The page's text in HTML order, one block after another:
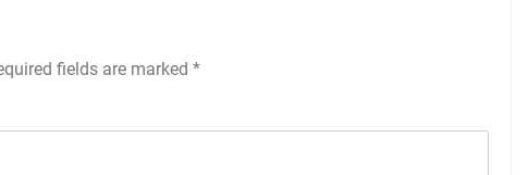
fields are marked *